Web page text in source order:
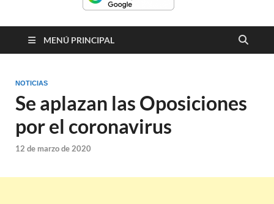
MENÚ PRINCIPAL
NOTICIAS
Se aplazan las Oposiciones
por el coronavirus
12 de marzo de 2020